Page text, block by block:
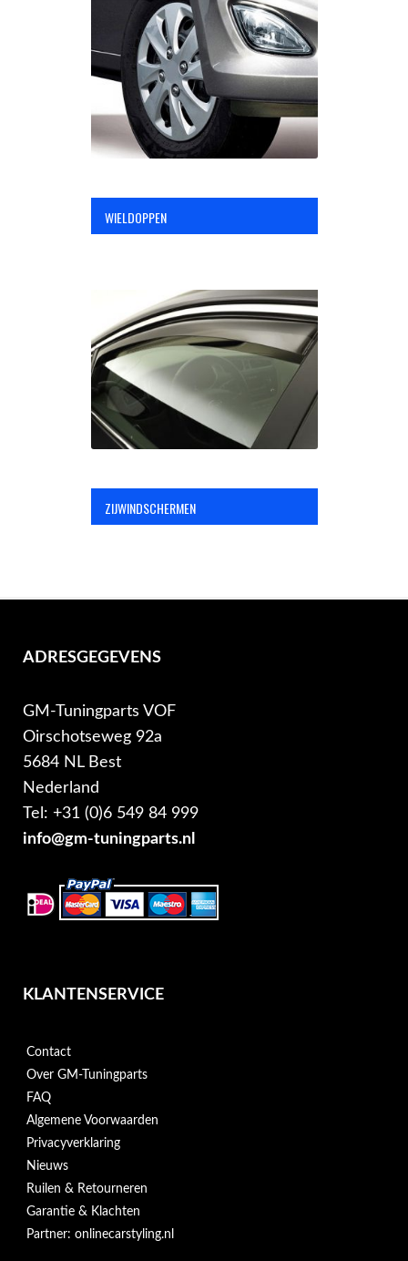
WIELDOPPEN
ZIJWINDSCHERMEN
ADRESGEGEVENS
GM-Tuningparts VOF
Oirschotseweg 92a
5684 NL Best
Nederland
Tel: +31 (0)6 549 84 999
info@gm-tuningparts.nl
KLANTENSERVICE
Contact
Over GM-Tuningparts
FAQ
Algemene Voorwaarden
Privacyverklaring
Nieuws
Ruilen & Retourneren
Garantie & Klachten
Partner: onlinecarstyling.nl